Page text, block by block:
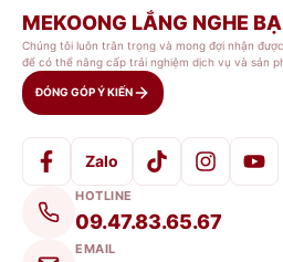
MEKOONG LẮNG NGHE
Chúng tôi luôn trân trọng và mong đợi nhận
để có thể nâng cấp trải nghiệm dịch vụ và sản
ĐÓNG GÓP Ý KIẾN
Zalo
HOTLINE
09.47.83.65.67
EMAIL